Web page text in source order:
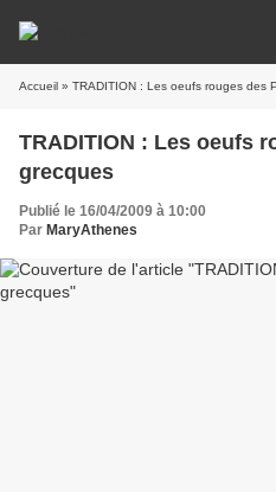
Accueil » TRADITION : Les oeufs rouges des
TRADITION : Les oeufs
grecques
Publié le 16/04/2009 à 10:00
Par MaryAthenes